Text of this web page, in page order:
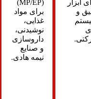
ابزار
و
(MP/EP)
برای مواد
غذایی،
نوشیدنی،
داروسازی
و صنایع
نیمه هادی.